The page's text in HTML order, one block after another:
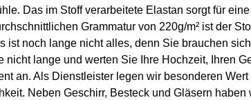
Das im Stoff verarbeitete Elastan sorgt für
Grammatur von 220g/m² ist der
noch lange nicht alles, denn Sie brauchen
lange und werten Sie Ihre Hochzeit, Ihren
an. Als Dienstleister legen wir besonderen
Neben Geschirr, Besteck und Gläsern